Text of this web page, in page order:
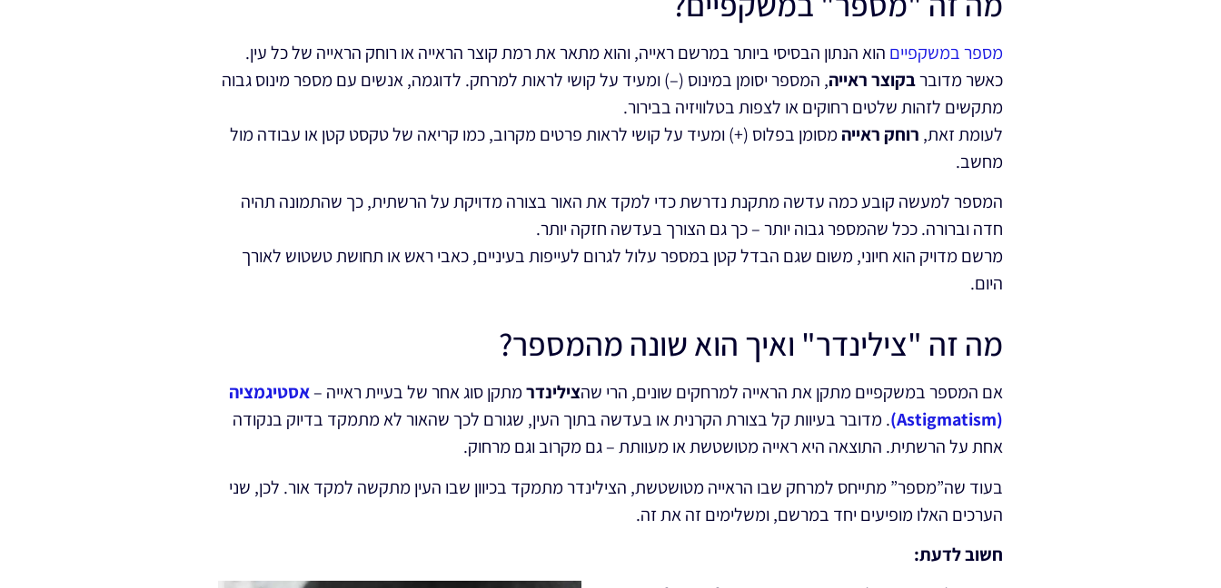
מספר במשקפיים הוא הנתון הבסיסי ביותר במרשם ראייה, והוא מתאר את רמת קוצר הראייה או רוחק הראייה של כל עין.
כאשר מדוברבקוצר ראייה, המספר יסומן במינוס (–) ומעיד על קושי לראות למרחק. לדוגמה, אנשים עם מספר מינוס גבוה
מתקשים לזהות שלטים רחוקים או לצפות בטלוויזיה בבירור.
לעומת זאת, רוחק ראייה מסומן בפלוס (+) ומעיד על קושי לראות פרטים מקרוב, כמו קריאה של טקסט קטן או עבודה מול
מחשב.
המספר למעשה קובע כמה עדשה מתקנת נדרשת כדי למקד את האור בצורה מדויקת על הרשתית, כך שהתמונה תהיה
חדה וברורה. ככל שהמספר גבוה יותר – כך גם הצורך בעדשה חזקה יותר.
מרשם מדויק הוא חיוני, משום שגם הבדל קטן במספר עלול לגרום לעייפות בעיניים, כאבי ראש או תחושת טשטוש לאורך
היום.
מה זה "צילינדר" ואיך הוא שונה מהמספר?
אם המספר במשקפיים מתקן את הראייה למרחקים שונים, הרי שהצילינדרמתקן סוג אחר של בעיית ראייה –אסטיגמציה
(Astigmatism)
. מדובר בעיוות קל בצורת הקרנית או בעדשה בתוך העין, שגורם לכך שהאור לא מתמקד בדיוק בנקודה
אחת על הרשתית. התוצאה היא ראייה מטושטשת או מעוותת – גם מקרוב וגם מרחוק.
בעוד שה”מספר” מתייחס למרחק שבו הראייה מטושטשת, הצילינדר מתמקד בכיוון שבו העין מתקשה למקד אור. לכן, שני
הערכים האלו מופיעים יחד במרשם, ומשלימים זה את זה.
חשוב לדעת: